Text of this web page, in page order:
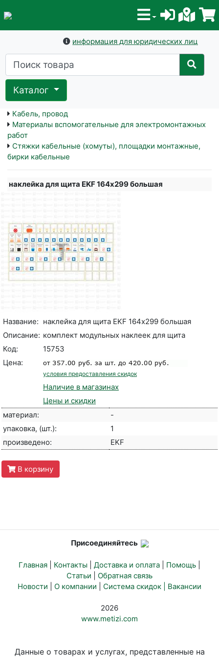
информация для юридических лиц
Каталог
Кабель, провод
Материалы вспомогательные для электромонтажных
работ
Стяжки кабельные (хомуты), площадки монтажные,
бирки кабельные
наклейка для щита EKF 164х299 большая
Название: наклейка для щита EKF 164х299 большая
Описание: комплект модульных наклеек для щита
Код:
15753
Цена:
условия предоставления скидок
Наличие в магазинах
Цены и скидки
материал:
-
упаковка, (шт.):
1
произведено:
EKF
В корзину
Присоединяйтесь
Главная Контакты Доставка и оплата Помощь
Статьи
Обратная связь
Новости
О компании Система скидок | Вакансии
2026
www.metizi.com
Данные о товарах и услугах, представленные на